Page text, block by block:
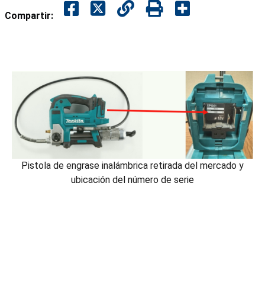
Compartir:
Pistola de engrase inalámbrica retirada del mercado y
ubicación del número de serie